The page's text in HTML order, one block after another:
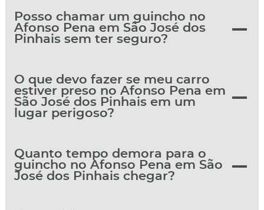
Posso chamar um guincho no
Afonso Pena em São José dos
Pinhais sem ter seguro?
O que devo fazer se meu carro
estiver preso no Afonso Pena em
São José dos Pinhais em um
lugar perigoso?
Quanto tempo demora para o
guincho no Afonso Pena em São
José dos Pinhais chegar?